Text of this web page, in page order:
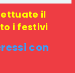
il
i festivi
con